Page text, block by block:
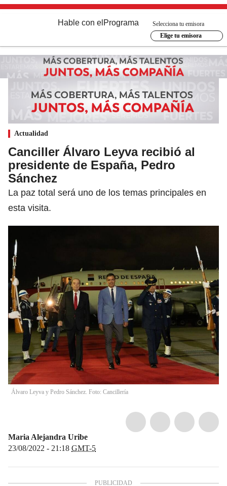
Hable con el Programa
Selecciona tu emisora
Elige tu emisora
Actualidad
Canciller Álvaro Leyva recibió al
presidente de España, Pedro
Sánchez
La paz total será uno de los temas principales en
esta visita.
Álvaro Leyva y Pedro Sánchez. Foto: Cancillería
Maria Alejandra Uribe
23/08/2022 - 21:18 GMT-5